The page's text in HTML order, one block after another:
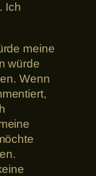
Ich
meine
würde
Wenn